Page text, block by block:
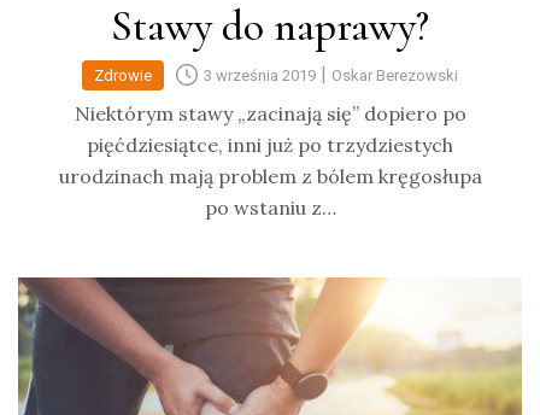
Stawy do naprawy?
Zdrowie 3 września 2019 | Oskar Berezowski
Niektórym stawy „zacinają się” dopiero po
pięćdziesiątce, inni już po trzydziestych
urodzinach mają problem z bólem kręgosłupa
po wstaniu z…